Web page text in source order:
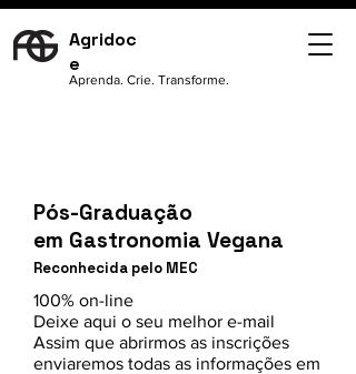
Aprenda. Crie. Transforme.
Agridoc
e
Pós-Graduação
em Gastronomia Vegana
Reconhecida pelo MEC
100% on-line
Deixe aqui o seu melhor e-mail
Assim que abrirmos as inscrições
enviaremos todas as informações em